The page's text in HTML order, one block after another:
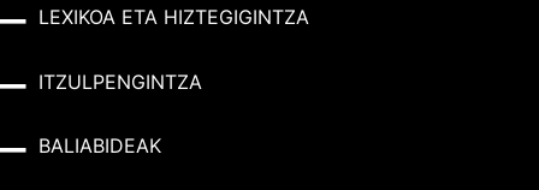
LEXIKOA ETA HIZTEGIGINTZA
ITZULPENGINTZA
BALIABIDEAK